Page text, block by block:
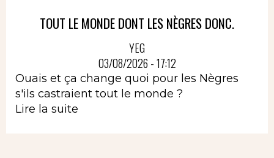
TOUT LE MONDE DONT LES NÈGRES DONC.
YEG
03/08/2026 - 17:12
Ouais et ça change quoi pour les Nègres
s'ils castraient tout le monde ?
Lire la suite